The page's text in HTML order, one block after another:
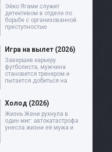
Эйко Ягами служит
детективом в отделе по
борьбе с организованной
преступностью
Игра на вылет (2026)
Завершив карьеру
футболиста, мужчина
становится тренером и
пытается добиться на
Холод (2026)
Жизнь Жени рухнула в
один миг: автокатастрофа
унесла жизни её мужа и